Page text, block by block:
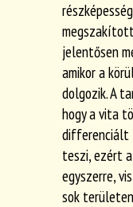
jelentősen
amikor a
dolgozik. A
hogy a vita
differenciált
teszi, ezért
egyszerre,
sok